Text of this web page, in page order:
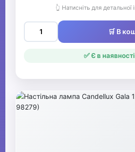
👆 Натисніть для детальної
🛒 В
✅ Є в наявності